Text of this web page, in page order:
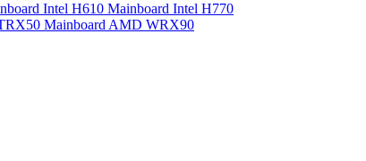
Intel H610 Mainboard Intel H770
Mainboard AMD WRX90